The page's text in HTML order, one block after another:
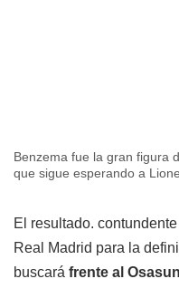
Benzema fue la gran figura
que sigue esperando a
El resultado.
Real Madrid para la
buscará frente al